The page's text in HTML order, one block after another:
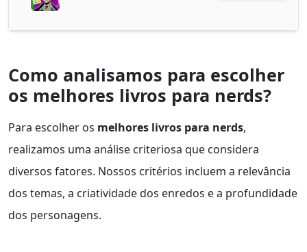
Como analisamos para escolher
os melhores livros para nerds?
Para escolher os melhores livros para nerds,
realizamos uma análise criteriosa que considera
diversos fatores. Nossos critérios incluem a relevância
dos temas, a criatividade dos enredos e a profundidade
dos personagens.